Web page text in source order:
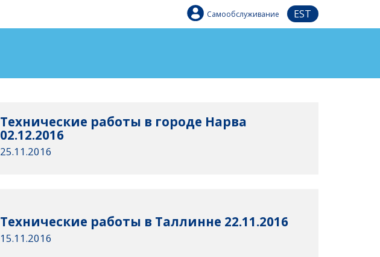
Самообслуживание EST
Технические работы в городе Нарва
02.12.2016
25.11.2016
Технические работы в Таллинне 22.11.2016
15.11.2016